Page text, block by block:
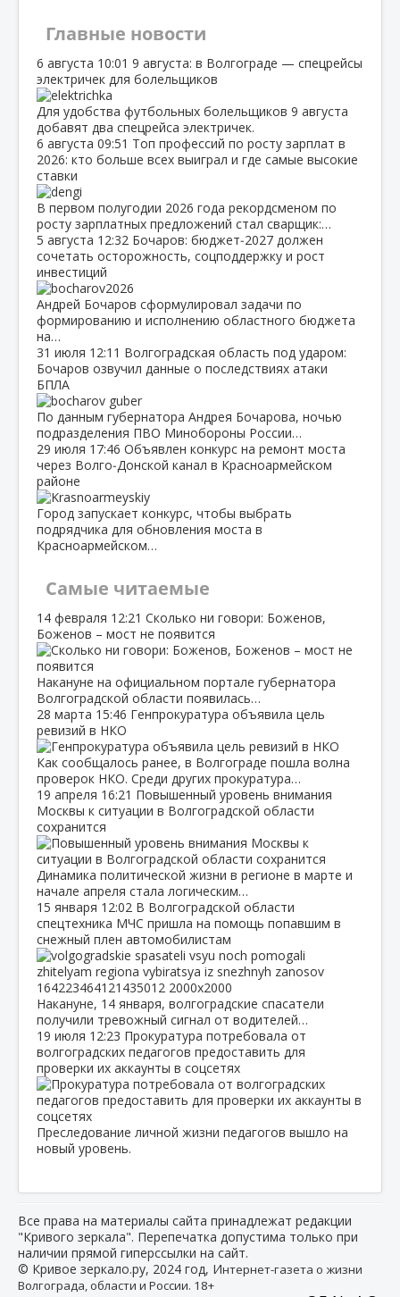
Главные новости
6 августа 10:01 9 августа: в Волгограде — спецрейсы
электричек для болельщиков
Для удобства футбольных болельщиков 9 августа
добавят два спецрейса электричек.
6 августа 09:51 Топ профессий по росту зарплат в
2026: кто больше всех выиграл и где самые высокие
ставки
В первом полугодии 2026 года рекордсменом по
росту зарплатных предложений стал сварщик:…
5 августа 12:32 Бочаров: бюджет‑2027 должен
сочетать осторожность, соцподдержку и рост
инвестиций
Андрей Бочаров сформулировал задачи по
формированию и исполнению областного бюджета
на…
31 июля 12:11 Волгоградская область под ударом:
Бочаров озвучил данные о последствиях атаки
БПЛА
По данным губернатора Андрея Бочарова, ночью
подразделения ПВО Минобороны России…
29 июля 17:46 Объявлен конкурс на ремонт моста
через Волго‑Донской канал в Красноармейском
районе
Город запускает конкурс, чтобы выбрать
подрядчика для обновления моста в
Красноармейском…
Самые читаемые
14 февраля 12:21 Сколько ни говори: Боженов,
Боженов – мост не появится
Накануне на официальном портале губернатора
Волгоградской области появилась…
28 марта 15:46 Генпрокуратура объявила цель
ревизий в НКО
Как сообщалось ранее, в Волгограде пошла волна
проверок НКО. Среди других прокуратура…
19 апреля 16:21 Повышенный уровень внимания
Москвы к ситуации в Волгоградской области
сохранится
Динамика политической жизни в регионе в марте и
начале апреля стала логическим…
15 января 12:02 В Волгоградской области
спецтехника МЧС пришла на помощь попавшим в
снежный плен автомобилистам
Накануне, 14 января, волгоградские спасатели
получили тревожный сигнал от водителей…
19 июля 12:23 Прокуратура потребовала от
волгоградских педагогов предоставить для
проверки их аккаунты в соцсетях
Преследование личной жизни педагогов вышло на
новый уровень.
Все права на материалы сайта принадлежат редакции
"Кривого зеркала". Перепечатка допустима только при
наличии прямой гиперссылки на сайт.
© Кривое зеркало.ру, 2024 год, Интернет-газета о жизни
Волгограда, области и России. 18+